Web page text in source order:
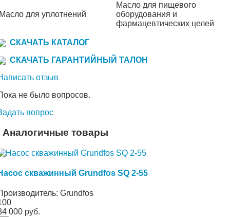
для уплотнений
Масло для пищевого
оборудования и
фармацевтических целей
СКАЧАТЬ КАТАЛОГ
СКАЧАТЬ ГАРАНТИЙНЫЙ ТАЛОН
отзыв
не было вопросов.
вопрос
Аналогичные товары
скважинный Grundfos SQ 2-55
Grundfos
000 руб.